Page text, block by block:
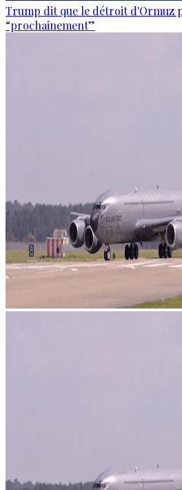
Trump dit que le détroit d'Ormuz
“prochainement”